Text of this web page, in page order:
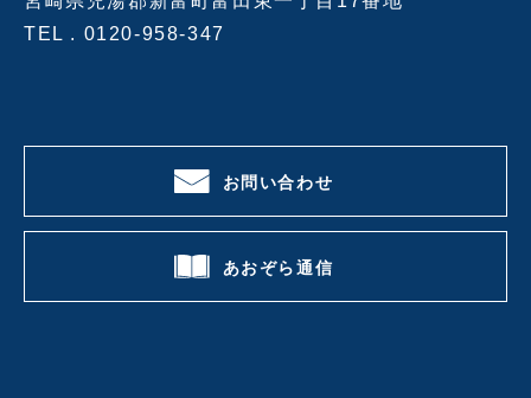
TEL . 0120-958-347
お問い合わせ
あおぞら通信